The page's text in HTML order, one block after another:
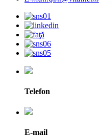
Telefon
E-mail